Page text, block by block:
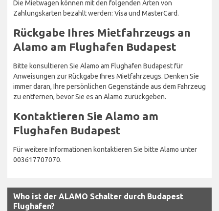
Die Mietwagen können mit den folgenden Arten von
Zahlungskarten bezahlt werden: Visa und MasterCard.
Rückgabe Ihres Mietfahrzeugs an
Alamo am Flughafen Budapest
Bitte konsultieren Sie Alamo am Flughafen Budapest für
Anweisungen zur Rückgabe Ihres Mietfahrzeugs. Denken Sie
immer daran, Ihre persönlichen Gegenstände aus dem Fahrzeug
zu entfernen, bevor Sie es an Alamo zurückgeben.
Kontaktieren Sie Alamo am
Flughafen Budapest
Für weitere Informationen kontaktieren Sie bitte Alamo unter
003617707070.
Who ist der ALAMO Schalter durch Budapest
Flughafen?